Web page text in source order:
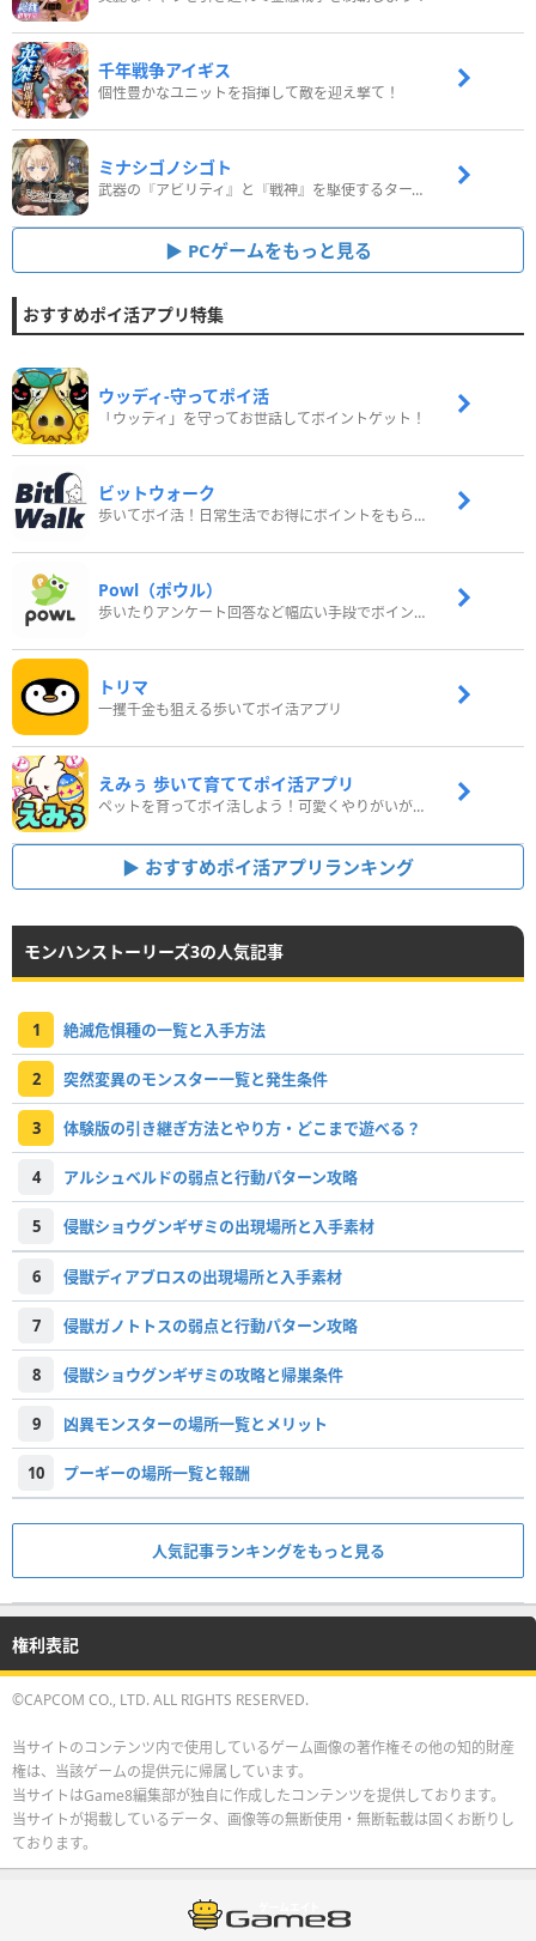
千年戦争アイギス
個性豊かなユニットを指揮して敵を迎え撃て！
ミナシゴノシゴト
武器の『アビリティ』と『戦神』を駆使するターン制コマンドバトルRPG！
PCゲームをもっと見る
おすすめポイ活アプリ特集
ウッディ‐守ってポイ活
「ウッディ」を守ってお世話してポイントゲット！
ビットウォーク
歩いてポイ活！日常生活でお得にポイントをもらおう
Powl（ポウル）
歩いたりアンケート回答など幅広い手段でポイントをゲット
トリマ
一攫千金も狙える歩いてポイ活アプリ
えみぅ 歩いて育ててポイ活アプリ
ペットを育ってポイ活しよう！可愛くやりがいがある新感覚アプリ
おすすめポイ活アプリランキング
モンハンストーリーズ3の人気記事
1 絶滅危惧種の一覧と入手方法
2 突然変異のモンスター一覧と発生条件
3 体験版の引き継ぎ方法とやり方・どこまで遊べる？
4 アルシュベルドの弱点と行動パターン攻略
5 侵獣ショウグンギザミの出現場所と入手素材
6 侵獣ディアブロスの出現場所と入手素材
7 侵獣ガノトトスの弱点と行動パターン攻略
8 侵獣ショウグンギザミの攻略と帰巣条件
9 凶異モンスターの場所一覧とメリット
10 プーギーの場所一覧と報酬
人気記事ランキングをもっと見る
権利表記
©CAPCOM CO., LTD. ALL RIGHTS RESERVED.
当サイトのコンテンツ内で使用しているゲーム画像の著作権その他の知的財産
権は、当該ゲームの提供元に帰属しています。
当サイトはGame8編集部が独自に作成したコンテンツを提供しております。
当サイトが掲載しているデータ、画像等の無断使用・無断転載は固くお断りし
ております。